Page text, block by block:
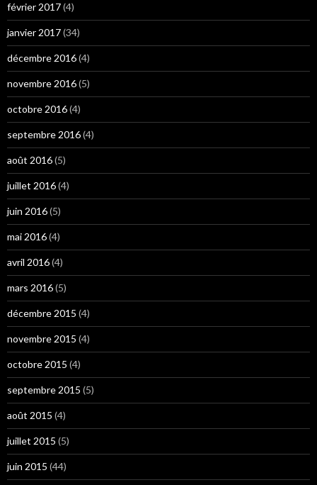
février 2017(4)
janvier 2017(34)
décembre 2016(4)
novembre 2016(5)
octobre 2016(4)
septembre 2016(4)
août 2016(5)
juillet 2016(4)
juin 2016(5)
mai 2016(4)
avril 2016(4)
mars 2016(5)
décembre 2015 (4)
novembre 2015 (4)
octobre 2015 (4)
septembre 2015 (5)
août 2015 (4)
juillet 2015 (5)
juin 2015 (44)